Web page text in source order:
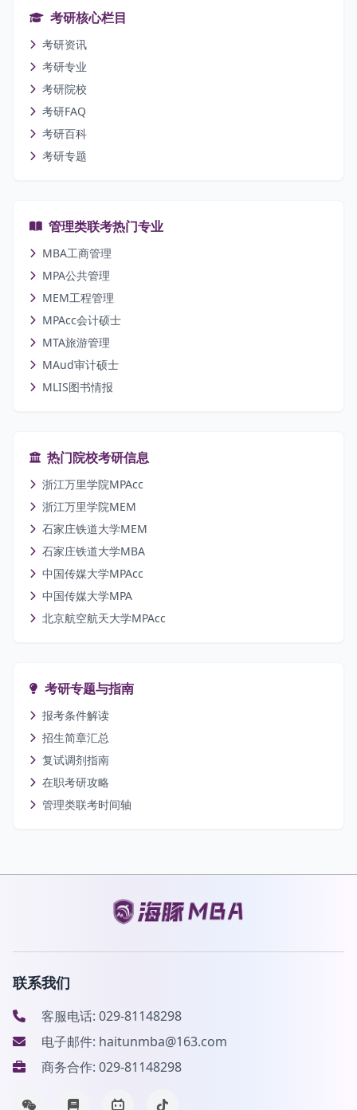
考研核心栏目
考研资讯
考研专业
考研院校
考研FAQ
考研百科
考研专题
管理类联考热门专业
MBA工商管理
MPA公共管理
MEM工程管理
MPAcc会计硕士
MTA旅游管理
MAud审计硕士
MLIS图书情报
热门院校考研信息
浙江万里学院MPAcc
浙江万里学院MEM
石家庄铁道大学MEM
石家庄铁道大学MBA
中国传媒大学MPAcc
中国传媒大学MPA
北京航空航天大学MPAcc
考研专题与指南
报考条件解读
招生简章汇总
复试调剂指南
在职考研攻略
管理类联考时间轴
联系我们
客服电话: 029-81148298
电子邮件: haitunmba@163.com
商务合作: 029-81148298